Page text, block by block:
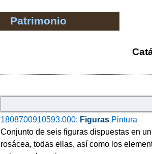
Patrimonio
1808700910593.000: Figuras Pintura
Conjunto de seis figuras dispuestas en
rosácea, todas ellas, así como los